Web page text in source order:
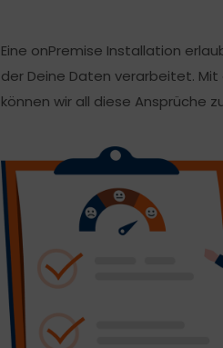
Eine onPremise Installation
der Deine Daten verarbeitet.
können wir all diese Ansprüche